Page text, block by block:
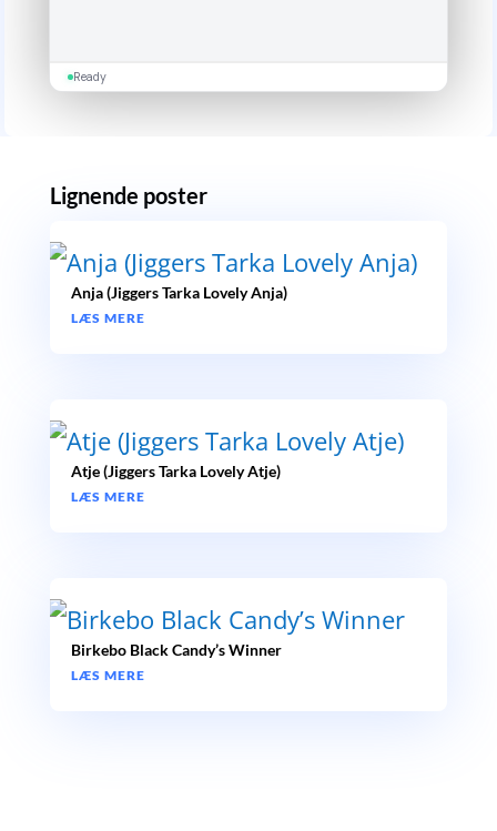
Ready
Lignende poster
Anja (Jiggers Tarka Lovely Anja)
LÆS MERE
Atje (Jiggers Tarka Lovely Atje)
LÆS MERE
Birkebo Black Candy’s Winner
LÆS MERE